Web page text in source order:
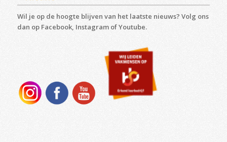
Wil je op de hoogte blijven van het laatste nieuws? Volg ons
dan op Facebook, Instagram of Youtube.